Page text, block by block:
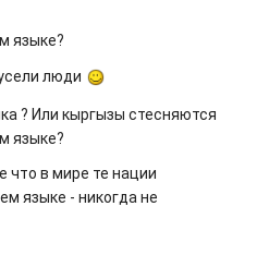
языке?
люди
? Или кыргызы стесняются
языке?
что в мире те нации
языке - никогда не